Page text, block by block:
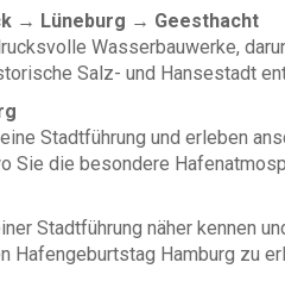
→ Lüneburg → Geesthacht
Wasserbauwerke,
Salz- und Hansestadt
Stadtführung und erleben
Sie die besondere
Stadtführung näher kennen
Hafengeburtstag Hamburg zu